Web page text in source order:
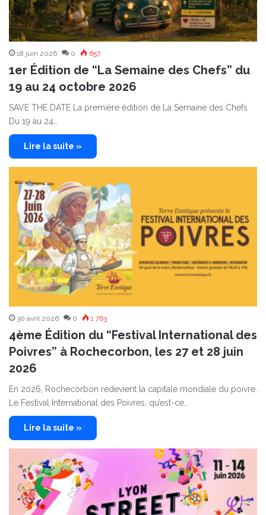
18 juin 2026 0 657
1er Édition de “La Semaine des Chefs” du
19 au 24 octobre 2026
SAVE THE DATE La première édition de La Semaine des Chefs
Du 19 au 24…
Lire la suite »
30 avril 2026 0 1 763
4ème Édition du “Festival International des
Poivres” à Rochecorbon, les 27 et 28 juin
2026
En 2026, Rochecorbon redevient la capitale mondiale du poivre.
Le Festival International des Poivres, qu’est-ce…
Lire la suite »